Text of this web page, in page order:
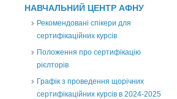
НАВЧАЛЬНИЙ ЦЕНТР АФНУ
Рекомендовані спікери для
сертифікаційних курсів
Положення про сертифікацію
рієлторів
Графік з проведення щорічних
сертифікаційних курсів в 2024-2025